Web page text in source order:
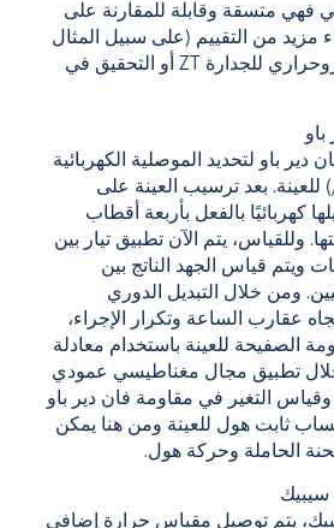
فهي متسقة وقابلة للمقارنة على
مزيد من التقييم (على سبيل المثال
تحديد الرقم الكهروحراري للجدارة ZT أو التحقيق في
باو لتحديد الموصلية الكهربائية
) للعينة. بعد ترسيب العينة على
كهربائيًا بالفعل بأربعة أقطاب
وللقياس، يتم الآن تطبيق تيار بين
ويتم قياس الجهد الناتج بين
ومن خلال التبديل الدوري
عقارب الساعة وتكرار الإجراء،
الصفيحة للعينة باستخدام معادلة
تطبيق مجال مغناطيسي عمودي
التغير في مقاومة فان دير باو
ثابت هول للعينة ومن هنا يمكن
الحاملة وحركة هول.
يتم توصيل مقياس حرارة إضافي